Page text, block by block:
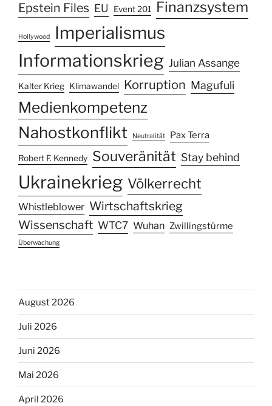
Epstein Files EU Event 201 Finanzsystem
Hollywood
Imperialismus
Informationskrieg Julian Assange
Kalter Krieg Klimawandel Korruption Magufuli
Medienkompetenz
Nahostkonflikt Neutralität Pax Terra
Robert F. Kennedy Souveränität Stay behind
Ukrainekrieg Völkerrecht
Whistleblower Wirtschaftskrieg
Wissenschaft WTC7 Wuhan Zwillingstürme
Überwachung
August 2026
Juli 2026
Juni 2026
Mai 2026
April 2026